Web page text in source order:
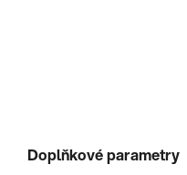
Doplňkové parametry